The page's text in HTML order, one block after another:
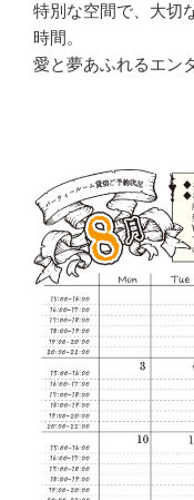
特別な空間で、大切
時間。
愛と夢あふれるエン